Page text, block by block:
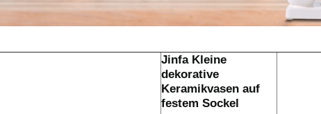
Jinfa Kleine
dekorative
Keramikvasen auf
festem Sockel